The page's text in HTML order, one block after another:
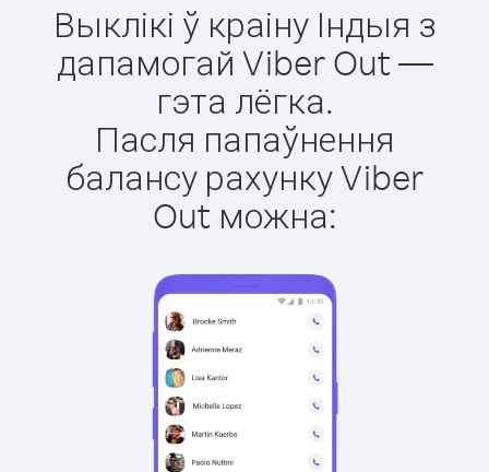
Выклікі ў краіну Індыя з
дапамогай Viber Out —
гэта лёгка.
Пасля папаўнення
балансу рахунку Viber
Out можна: